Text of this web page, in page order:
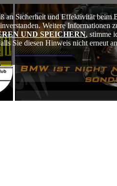
an Sicherheit und Effektivität beim
Weitere
UND SPEICHERN, stimme
Sie diesen Hinweis nicht erneut